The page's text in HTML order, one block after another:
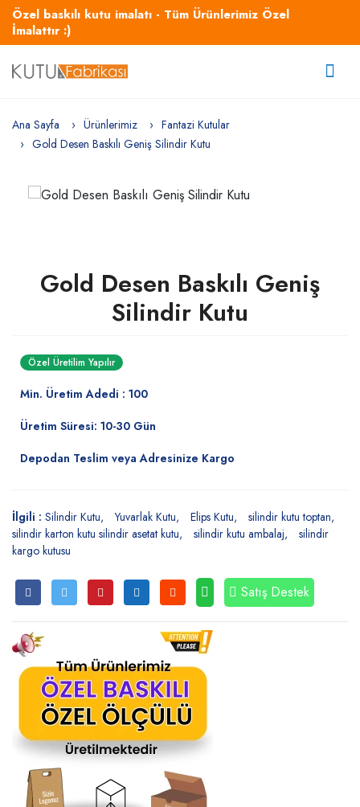
Özel baskılı kutu imalatı - Tüm Ürünlerimiz Özel
İmalattır :)
Ana Sayfa Ürünlerimiz
Fantazi Kutular
Gold Desen Baskılı Geniş Silindir Kutu
Gold Desen Baskılı Geniş
Silindir Kutu
Özel Üretilim Yapılır
Min. Üretim Adedi : 100
Üretim Süresi: 10-30 Gün
Depodan Teslim veya Adresinize Kargo
İlgili : Silindir Kutu Yuvarlak Kutu Elips Kutu
silindir kutu toptan
silindir karton kutu silindir asetat kutu
silindir kutu ambalaj
silindir
kargo kutusu
Satış Destek